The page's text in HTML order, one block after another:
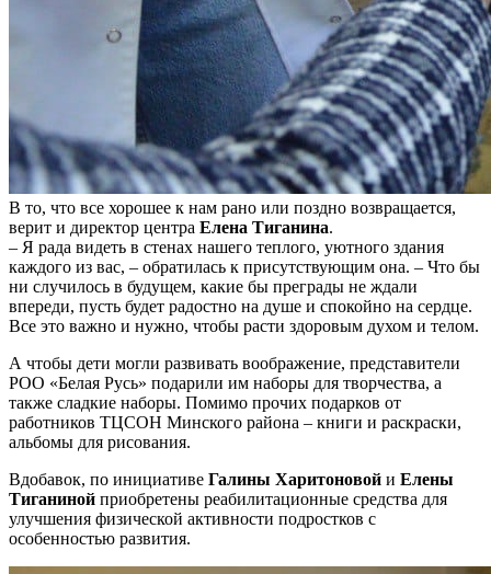
В то, что все хорошее к нам рано или поздно возвращается,
верит и директор центра Елена Тиганина.
– Я рада видеть в стенах нашего теплого, уютного здания
каждого из вас, – обратилась к присутствующим она. – Что бы
ни случилось в будущем, какие бы преграды не ждали
впереди, пусть будет радостно на душе и спокойно на сердце.
Все это важно и нужно, чтобы расти здоровым духом и телом.
А чтобы дети могли развивать воображение, представители
РОО «Белая Русь» подарили им наборы для творчества, а
также сладкие наборы. Помимо прочих подарков от
работников ТЦСОН Минского района – книги и раскраски,
альбомы для рисования.
Вдобавок, по инициативе Галины Харитоновой и Елены
Тиганиной приобретены реабилитационные средства для
улучшения физической активности подростков с
особенностью развития.